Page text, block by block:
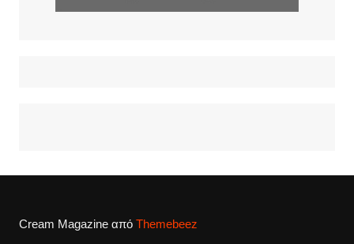
Cream Magazine από Themebeez